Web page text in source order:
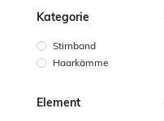
Kategorie
Stirnband
Haarkämme
Element